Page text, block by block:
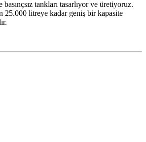
basınçsız tankları tasarlıyor ve üretiyoruz.
25.000 litreye kadar geniş bir kapasite